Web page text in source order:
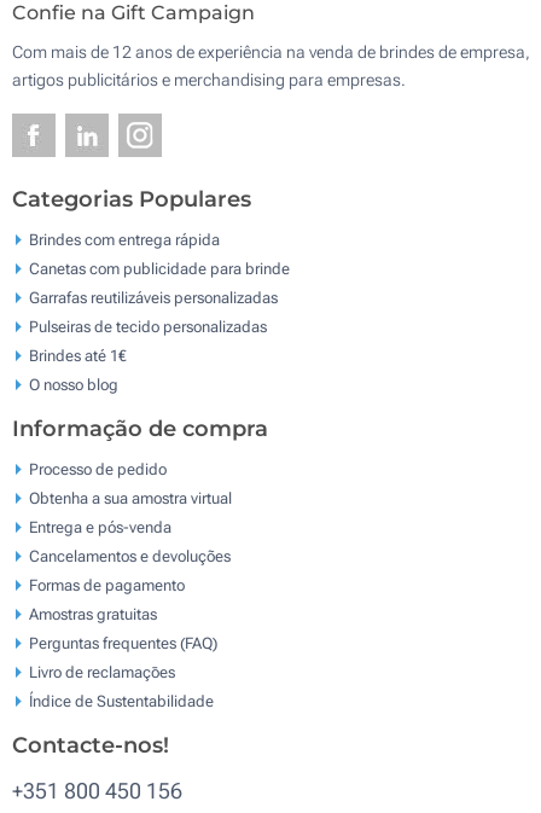
Confie na Gift Campaign
Com mais de 12 anos de experiência na venda de brindes de empresa,
artigos publicitários e merchandising para empresas.
Categorias Populares
Brindes com entrega rápida
Canetas com publicidade para brinde
Garrafas reutilizáveis personalizadas
Pulseiras de tecido personalizadas
Brindes até 1€
O nosso blog
Informação de compra
Processo de pedido
Obtenha a sua amostra virtual
Entrega e pós-venda
Cancelamentos e devoluções
Formas de pagamento
Amostras gratuitas
Perguntas frequentes (FAQ)
Livro de reclamaçōes
Índice de Sustentabilidade
Contacte-nos!
+351 800 450 156